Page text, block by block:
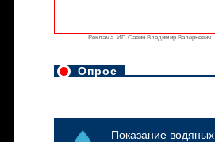
Реклама. ИП Савин Владимир Валерьевич
Опрос
Показание водяных